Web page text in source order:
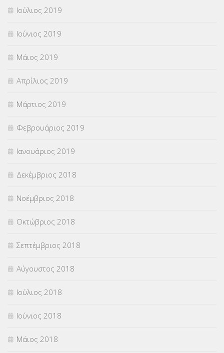
Ιούλιος 2019
Ιούνιος 2019
Μάιος 2019
Απρίλιος 2019
Μάρτιος 2019
Φεβρουάριος 2019
Ιανουάριος 2019
Δεκέμβριος 2018
Νοέμβριος 2018
Οκτώβριος 2018
Σεπτέμβριος 2018
Αύγουστος 2018
Ιούλιος 2018
Ιούνιος 2018
Μάιος 2018